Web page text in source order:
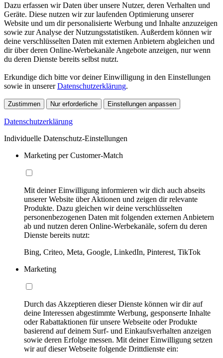
Dazu erfassen wir Daten über unsere Nutzer, deren Verhalten und
Geräte. Diese nutzen wir zur laufenden Optimierung unserer
Website und um dir personalisierte Werbung und Inhalte anzuzeigen
sowie zur Analyse der Nutzungsstatistiken. Außerdem können wir
deine verschlüsselten Daten mit externen Anbietern abgleichen und
dir über deren Online-Werbekanäle Angebote anzeigen, nur wenn
du deren Dienste bereits selbst nutzt.
Erkundige dich bitte vor deiner Einwilligung in den Einstellungen
sowie in unsererDatenschutzerklärung.
Zustimmen Nur erforderliche Einstellungen anpassen
Datenschutzerklärung
Individuelle Datenschutz-Einstellungen
Marketing per Customer-Match
Mit deiner Einwilligung informieren wir dich auch abseits
unserer Website über Aktionen und zeigen dir relevante
Produkte. Dazu gleichen wir deine verschlüsselten
personenbezogenen Daten mit folgenden externen Anbietern
ab und nutzen deren Online-Werbekanäle, sofern du deren
Dienste bereits nutzt:
Bing, Criteo, Meta, Google, LinkedIn, Pinterest, TikTok
Marketing
Durch das Akzeptieren dieser Dienste können wir dir auf
deine Interessen abgestimmte Werbung, gesponserte Inhalte
oder Rabattaktionen für unsere Webseite oder Produkte
basierend auf deinem Surf- und Einkaufsverhalten anzeigen
sowie deren Erfolge messen. Mit deiner Einwilligung setzen
wir auf dieser Webseite folgende Drittdienste ein: